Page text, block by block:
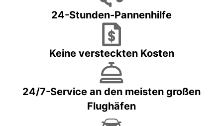
24-Stunden-Pannenhilfe
Keine versteckten Kosten
24/7-Service an den meisten großen
Flughäfen